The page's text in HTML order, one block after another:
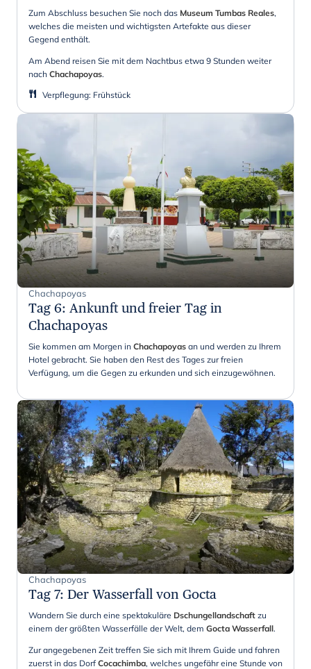
Zum Abschluss besuchen Sie noch das Museum Tumbas Reales,
welches die meisten und wichtigsten Artefakte aus dieser
Gegend enthält.
Am Abend reisen Sie mit dem Nachtbus etwa 9 Stunden weiter
nach Chachapoyas.
Verpflegung: Frühstück
Chachapoyas
Tag 6: Ankunft und freier Tag in
Chachapoyas
Sie kommen am Morgen in Chachapoyas an und werden zu Ihrem
Hotel gebracht. Sie haben den Rest des Tages zur freien
Verfügung, um die Gegen zu erkunden und sich einzugewöhnen.
Chachapoyas
Tag 7: Der Wasserfall von Gocta
Wandern Sie durch eine spektakuläre Dschungellandschaft zu
einem der größten Wasserfälle der Welt, dem Gocta Wasserfall.
Zur angegebenen Zeit treffen Sie sich mit Ihrem Guide und fahren
zuerst in das DorfCocachimba, welches ungefähr eine Stunde von